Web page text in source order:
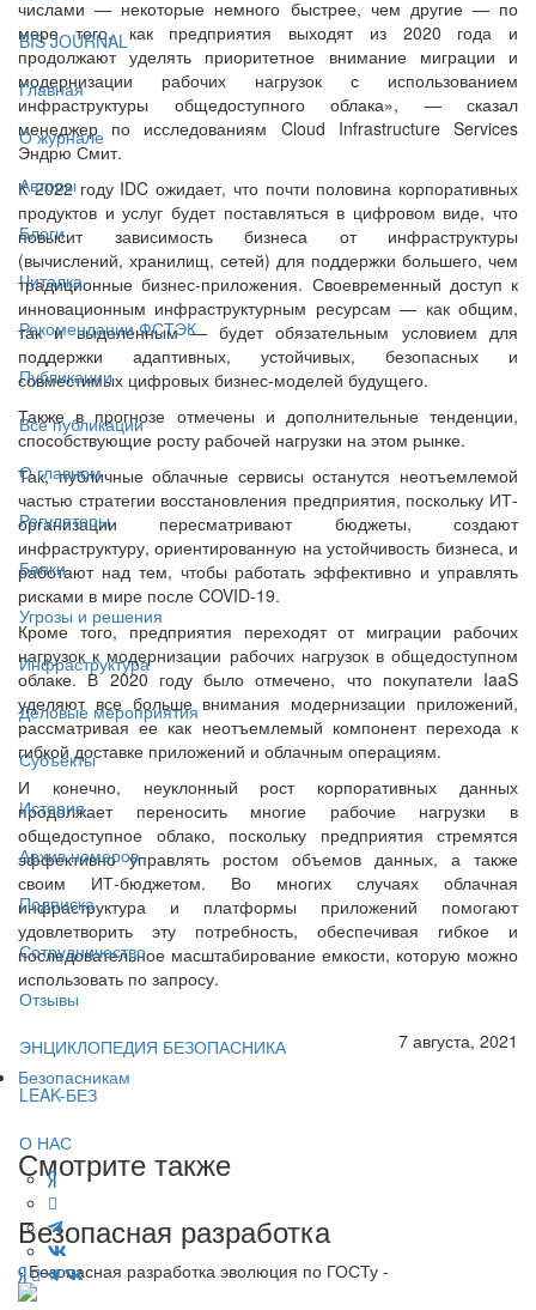
BIS JOURNAL
Главная
О журнале
Авторы
Блоги
Читалка
Рекомендации ФСТЭК
Публикации
Все публикации
О главном
Регуляторы
Банки
Угрозы и решения
Инфраструктура
Деловые мероприятия
Субъекты
История
Архив номеров
Подписка
Сотрудничество
Отзывы
ЭНЦИКЛОПЕДИЯ БЕЗОПАСНИКА
LEAK-БЕЗ
О НАС
числами — некоторые немного быстрее, чем другие — по
мере того, как предприятия выходят из 2020 года и
продолжают уделять приоритетное внимание миграции и
модернизации рабочих нагрузок с использованием
инфраструктуры общедоступного облака», — сказал
менеджер по исследованиям Cloud Infrastructure Services
Эндрю Смит.
К 2022 году IDC ожидает, что почти половина корпоративных
продуктов и услуг будет поставляться в цифровом виде, что
повысит зависимость бизнеса от инфраструктуры
(вычислений, хранилищ, сетей) для поддержки большего, чем
традиционные бизнес-приложения. Своевременный доступ к
инновационным инфраструктурным ресурсам — как общим,
так и выделенным — будет обязательным условием для
поддержки адаптивных, устойчивых, безопасных и
совместимых цифровых бизнес-моделей будущего.
Также в прогнозе отмечены и дополнительные тенденции,
способствующие росту рабочей нагрузки на этом рынке.
Так, публичные облачные сервисы останутся неотъемлемой
частью стратегии восстановления предприятия, поскольку ИТ-
организации пересматривают бюджеты, создают
инфраструктуру, ориентированную на устойчивость бизнеса, и
работают над тем, чтобы работать эффективно и управлять
рисками в мире после COVID-19.
Кроме того, предприятия переходят от миграции рабочих
нагрузок к модернизации рабочих нагрузок в общедоступном
облаке. В 2020 году было отмечено, что покупатели IaaS
уделяют все больше внимания модернизации приложений,
рассматривая ее как неотъемлемый компонент перехода к
гибкой доставке приложений и облачным операциям.
И конечно, неуклонный рост корпоративных данных
продолжает переносить многие рабочие нагрузки в
общедоступное облако, поскольку предприятия стремятся
эффективно управлять ростом объемов данных, а также
своим ИТ-бюджетом. Во многих случаях облачная
инфраструктура и платформы приложений помогают
удовлетворить эту потребность, обеспечивая гибкое и
последовательное масштабирование емкости, которую можно
использовать по запросу.
7 августа, 2021
Безопасникам
Смотрите также
Безопасная разработка
- Безопасная разработка эволюция по ГОСТу -